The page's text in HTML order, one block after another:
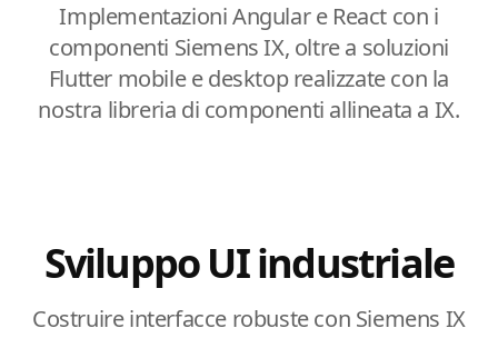
Implementazioni Angular e React con i
componenti Siemens IX, oltre a soluzioni
Flutter mobile e desktop realizzate con la
nostra libreria di componenti allineata a IX.
Sviluppo UI industriale
Costruire interfacce robuste con Siemens IX